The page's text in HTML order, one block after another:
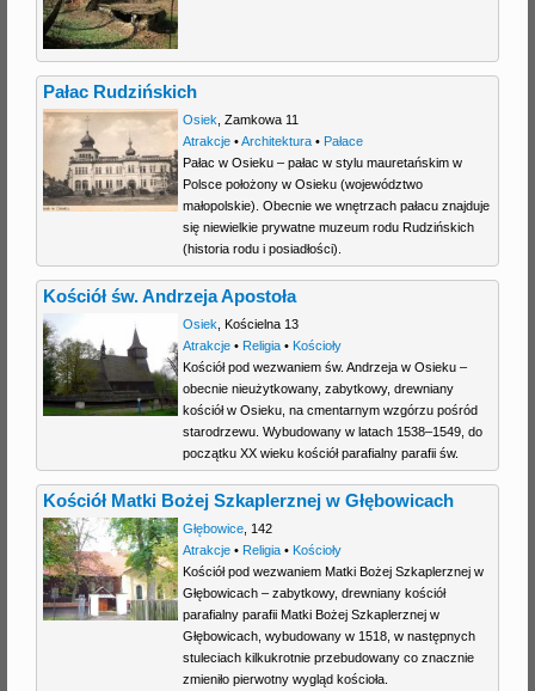
Pałac Rudzińskich
Osiek Zamkowa 11
Atrakcje•Architektura• Pałace
Pałac w Osieku – pałac w stylu mauretańskim w
Polsce położony w Osieku (województwo
małopolskie). Obecnie we wnętrzach pałacu znajduje
się niewielkie prywatne muzeum rodu Rudzińskich
(historia rodu i posiadłości).
Kościół św. Andrzeja Apostoła
Osiek
Kościelna 13
Atrakcje• Religia• Kościoły
Kościół pod wezwaniem św. Andrzeja w Osieku –
obecnie nieużytkowany, zabytkowy, drewniany
kościół w Osieku, na cmentarnym wzgórzu pośród
starodrzewu. Wybudowany w latach 1538–1549, do
początku XX wieku kościół parafialny parafii św.
Kościół Matki Bożej Szkaplerznej w Głębowicach
Głębowice, 142
Atrakcje• Religia• Kościoły
Kościół pod wezwaniem Matki Bożej Szkaplerznej w
Głębowicach – zabytkowy, drewniany kościół
parafialny parafii Matki Bożej Szkaplerznej w
Głębowicach, wybudowany w 1518, w następnych
stuleciach kilkukrotnie przebudowany co znacznie
zmieniło pierwotny wygląd kościoła.